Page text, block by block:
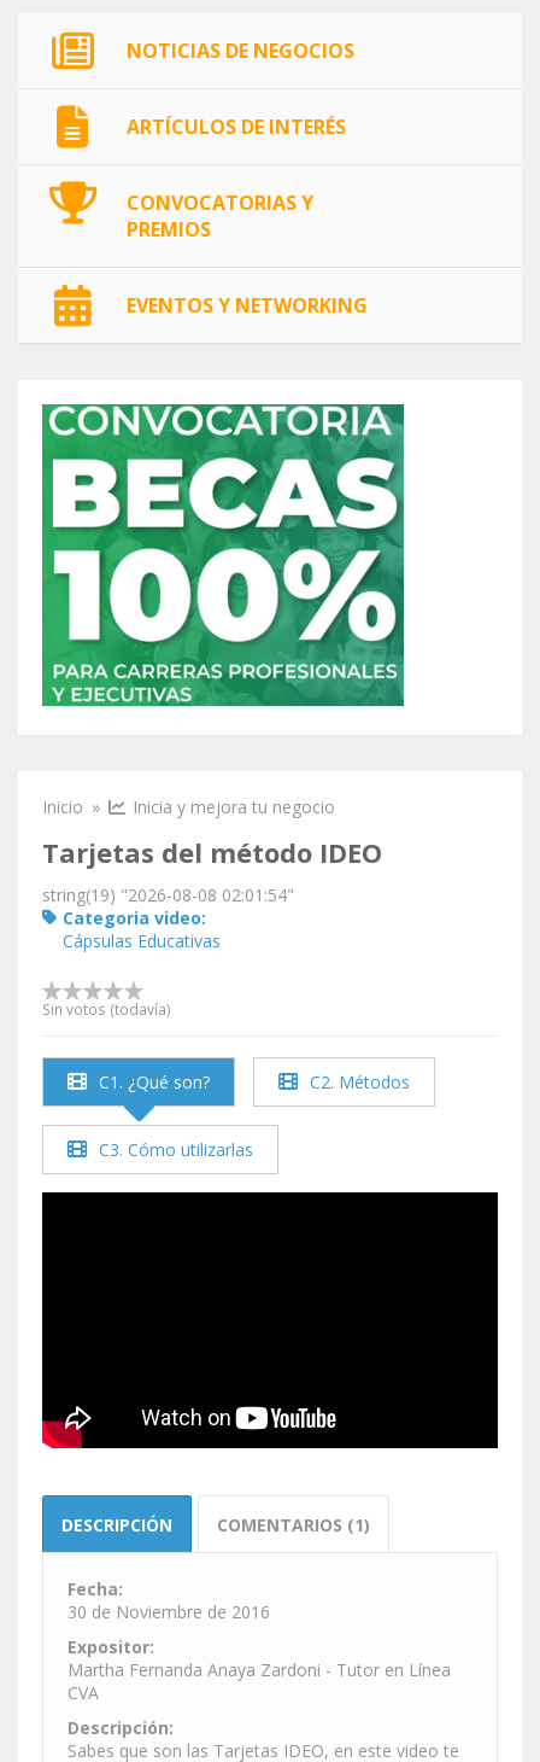
NOTICIAS DE NEGOCIOS
ARTÍCULOS DE INTERÉS
CONVOCATORIAS Y
PREMIOS
EVENTOS Y NETWORKING
Inicio » Inicia y mejora tu negocio
Tarjetas del método IDEO
string(19) "2026-08-08 02:01:54"
Categoria video:
Cápsulas Educativas
Sin votos (todavía)
C1. ¿Qué son? C2. Métodos
C3. Cómo utilizarlas
DESCRIPCIÓN COMENTARIOS (1)
Fecha:
30 de Noviembre de 2016
Expositor:
Martha Fernanda Anaya Zardoni - Tutor en Línea
CVA
Descripción:
Sabes que son las Tarjetas IDEO, en este video te